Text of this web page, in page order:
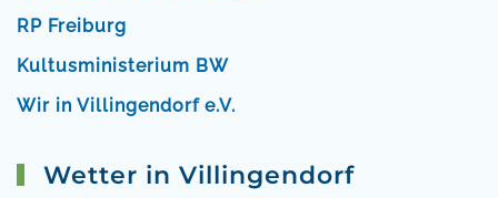
RP Freiburg
Kultusministerium BW
Wir in Villingendorf e.V.
Wetter in Villingendorf